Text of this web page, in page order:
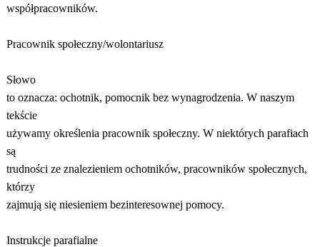
współpracowników.
Pracownik społeczny/wolontariusz
Słowo
to oznacza: ochotnik, pomocnik bez wynagrodzenia. W naszym
tekście
używamy określenia pracownik społeczny. W niektórych parafiach
są
trudności ze znalezieniem ochotników, pracowników społecznych,
którzy
zajmują się niesieniem bezinteresownej pomocy.
Instrukcje parafialne